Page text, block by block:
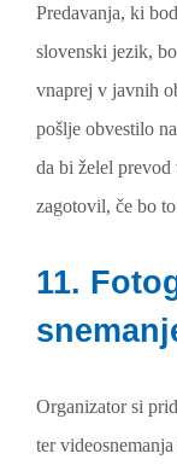
Predavanja, ki
slovenski jezik,
vnaprej v javnih
pošlje obvestilo
da bi želel
zagotovil, če bo
11.
Organizator si
ter